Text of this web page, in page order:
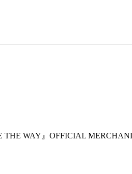
THE WAY』OFFICIAL